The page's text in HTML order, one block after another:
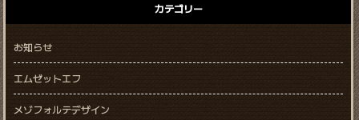
カテゴリー
お知らせ
エムゼットエフ
メゾフォルテデザイン